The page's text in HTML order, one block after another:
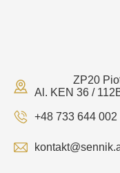
ZP20
Al. KEN 36 /
+48 733 644 002